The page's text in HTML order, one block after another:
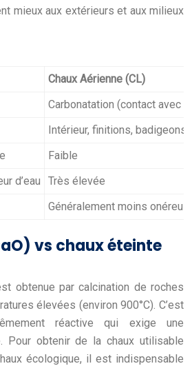
mieux aux extérieurs et aux milieux
Chaux Aérienne (CL)
Carbonatation (contact avec
Intérieur, finitions, badigeons
Faible
d’eau
Très élevée
Généralement moins
vs chaux éteinte
obtenue par calcination de roches
élevées (environ 900°C). C’est
réactive qui exige une
Pour obtenir de la chaux utilisable
écologique, il est indispensable